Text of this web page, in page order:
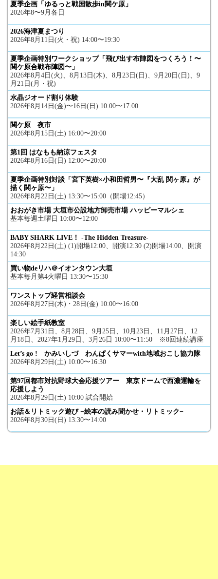
夏季企画「ゆるっと戦国散歩in関ケ原」
2026年8〜9月各日
2026海津夏まつり
2026年8月11日(火・祝) 14:00〜19:30
夏季企画特別ワークショップ「飛び出す布陣図をつくろう！〜
関ケ原合戦布陣図〜」
2026年8月4日(火)、8月13日(木)、8月23日(日)、9月20日(日)、9
月21日(月・祝)
水晶ジオード割り体験
2026年8月14日(金)〜16日(日) 10:00〜17:00
関ケ原 夜市
2026年8月15日(土) 16:00〜20:00
第1回 はなもも納涼フェスタ
2026年8月16日(日) 12:00〜20:00
夏季企画特別対談「宮下英樹×小和田哲男〜『大乱 関ヶ原』が
描く関ヶ原〜」
2026年8月22日(土) 13:30〜15:00（開場12:45）
おおがき市場 大垣市公設地方卸売市場 ハッピーマルシェ
基本毎週土曜日 10:00〜12:00
BABY SHARK LIVE！ -The Hidden Treasure-
2026年8月22日(土) (1)開場12:00、開演12:30 (2)開場14:00、開演
14:30
買い物deリハ＠イオンタウン大垣
基本毎月第4火曜日 13:30〜15:30
ワンストップ経営相談会
2026年8月27日(木)・28日(金) 10:00〜16:00
楽しい絵手紙教室
2026年7月31日、8月28日、9月25日、10月23日、11月27日、12
月18日、2027年1月29日、3月26日 10:00〜11:50 ※8回連続講座
Let’s go ! かみいしづ わんぱくサマーwith地域おこし協力隊
2026年8月29日(土) 10:00〜16:30
第97回都市対抗野球大会応援ツアー 東京ドームで西濃運輸を
応援しよう
2026年8月29日(土) 10:00 試合開始
お話＆リトミック遊び −絵本の読み聞かせ・リトミック−
2026年8月30日(日) 13:30〜14:00